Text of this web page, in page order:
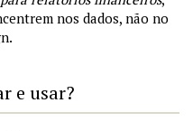
nos dados, não no
e usar?